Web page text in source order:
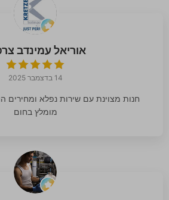
אוריאל עמינדב
14 בדצמבר 2025
חנות מצוינת עם שירות נפלא ומחירים
מומלץ בחום